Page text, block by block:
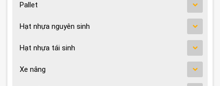
Pallet
Hạt nhựa nguyên sinh
Hạt nhựa tái sinh
Xe nâng